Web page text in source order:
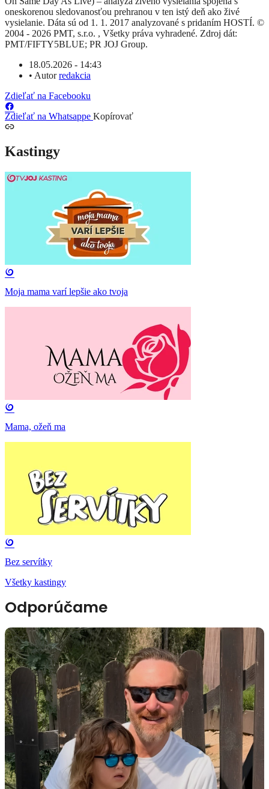
oneskorenou sledovanosťou prehranou v ten istý deň ako živé
vysielanie. Dáta sú od 1. 1. 2017 analyzované s pridaním HOSTÍ. ©
2004 - 2026 PMT, s.r.o. , Všetky práva vyhradené. Zdroj dát:
PMT/FIFTY5BLUE; PR JOJ Group.
18.05.2026 - 14:43
• Autorredakcia
Zdieľať na Facebooku
Zdieľať na Whatsappe Kopírovať
Kastingy
Moja mama varí lepšie ako tvoja
Mama, ožeň ma
Bez servítky
Všetky kastingy
Odporúčame